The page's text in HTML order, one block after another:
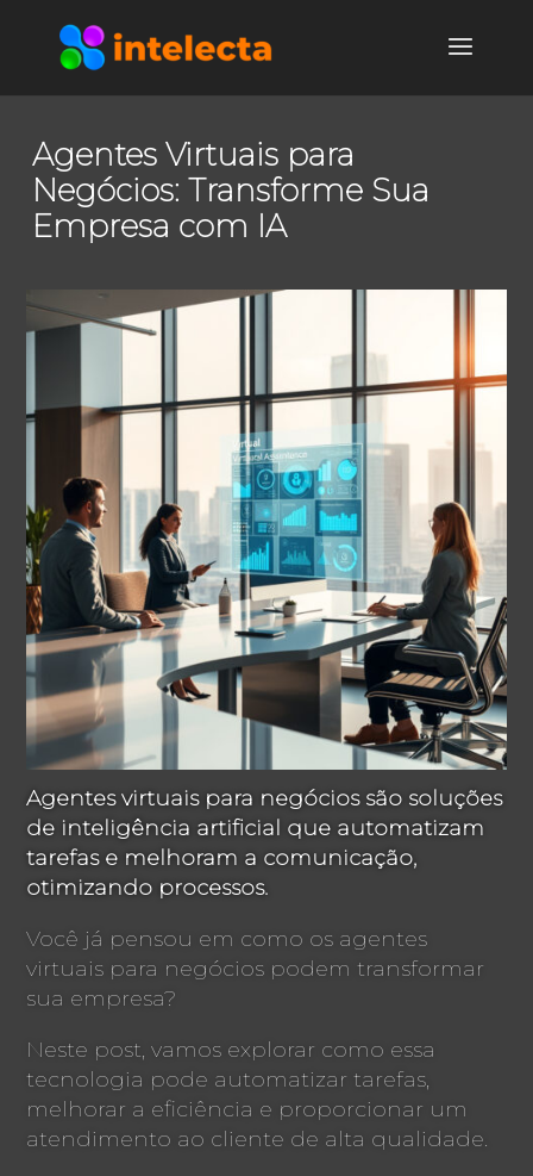
Agentes Virtuais para
Negócios: Transforme Sua
Empresa com IA
Agentes virtuais para negócios são soluções
de inteligência artificial que automatizam
tarefas e melhoram a comunicação,
otimizando processos.
Você já pensou em como os agentes
virtuais para negócios podem transformar
sua empresa?
Neste post, vamos explorar como essa
tecnologia pode automatizar tarefas,
melhorar a eficiência e proporcionar um
atendimento ao cliente de alta qualidade.